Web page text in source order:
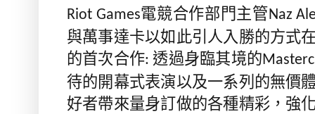
Riot Games電競合作部門主管Naz
與萬事達卡以如此引人入勝的方式
的首次合作:透過身臨其境的
待的開幕式表演以及一系列的無價
好者帶來量身訂做的各種精彩，強